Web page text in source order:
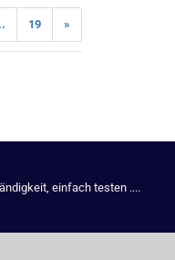
19 »
einfach testen ....